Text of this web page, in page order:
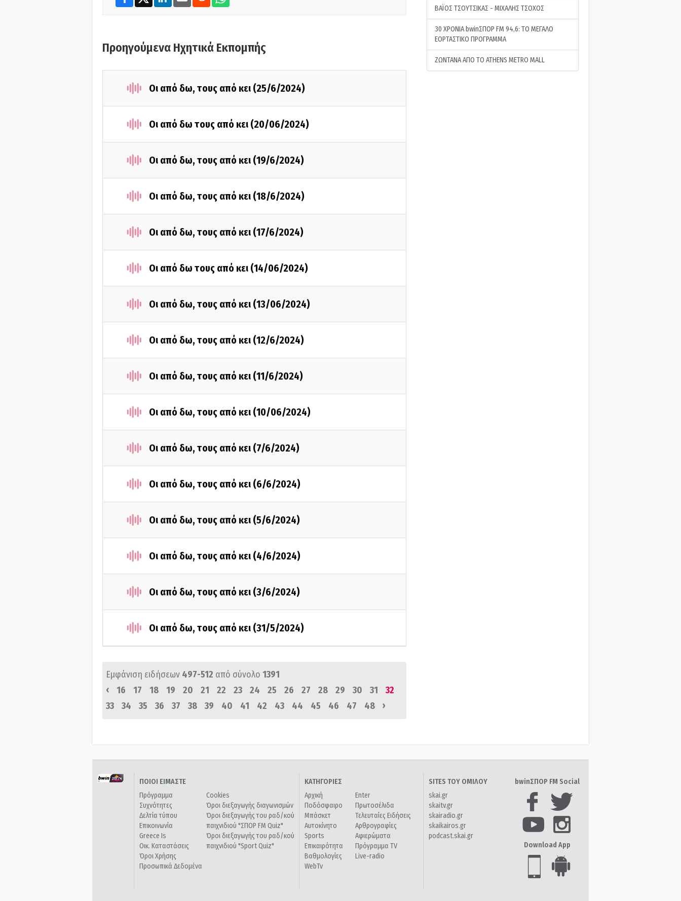
Προηγούμενα Ηχητικά Εκπομπής
Οι από δω, τους από κει (25/6/2024)
Οι από δω τους από κει (20/06/2024)
Οι από δω, τους από κει (19/6/2024)
Οι από δω, τους από κει (18/6/2024)
Οι από δω, τους από κει (17/6/2024)
Οι από δω τους από κει (14/06/2024)
Οι από δω, τους από κει (13/06/2024)
Οι από δω, τους από κει (12/6/2024)
Οι από δω, τους από κει (11/6/2024)
Οι από δω, τους από κει (10/06/2024)
Οι από δω, τους από κει (7/6/2024)
Οι από δω, τους από κει (6/6/2024)
Οι από δω, τους από κει (5/6/2024)
Οι από δω, τους από κει (4/6/2024)
Οι από δω, τους από κει (3/6/2024)
Οι από δω, τους από κει (31/5/2024)
Εμφάνιση ειδήσεων 497-512 από σύνολο 1391
‹
16 17 18 19 20 21 22 23 24 25 26 27 28 29 30 31
32
33
34 35 36 37 38 39 40 41 42 43 44 45 46 47 48 ›
ΒΑΪΟΣ ΤΣΟΥΤΣΙΚΑΣ - ΜΙΧΑΛΗΣ ΤΣΟΧΟΣ
30 ΧΡΟΝΙΑ bwinΣΠΟΡ FM 94,6: ΤΟ ΜΕΓΑΛΟ
ΕΟΡΤΑΣΤΙΚΟ ΠΡΟΓΡΑΜΜΑ
ΖΩΝΤΑΝΑ ΑΠΟ ΤΟ ATHENS METRO MALL
ΠΟΙΟΙ ΕΙΜΑΣΤΕ
Πρόγραμμα
Συχνότητες
Δελτία τύπου
Επικοινωνία
Greece Is
Οικ. Καταστάσεις
Όροι Χρήσης
Προσωπικά Δεδομένα
Cookies
Όροι διεξαγωγής διαγωνισμών
Όροι διεξαγωγής του ραδ/κού
παιχνιδιού "ΣΠΟΡ FM Quiz"
Όροι διεξαγωγής του ραδ/κού
παιχνιδιού "Sport Quiz"
ΚΑΤΗΓΟΡΙΕΣ
Αρχική
Ποδόσφαιρο
Μπάσκετ
Αυτοκίνητο
Sports
Επικαιρότητα
Βαθμολογίες
WebTv
Enter
Πρωτοσέλιδα
Τελευταίες Ειδήσεις
Αρθρογραφίες
Αφιερώματα
Πρόγραμμα TV
Live-radio
SITES ΤΟΥ ΟΜΙΛΟΥ
skai.gr
skaitv.gr
skairadio.gr
skaikairos.gr
podcast.skai.gr
bwinΣΠΟΡ FM Social
Download App